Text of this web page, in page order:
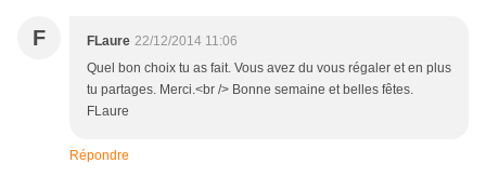
F FLaure 22/12/2014 11:06
Quel bon choix tu as fait. Vous avez du vous régaler et en plus
tu partages. Merci.<br /> Bonne semaine et belles fêtes.
FLaure
Répondre